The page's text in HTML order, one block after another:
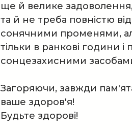
ще й велике
та й не треба повністю
сонячними променями,
тільки в ранкові години і
сонцезахисними
Загоряючи, завжди
ваше здоров'я!
Будьте здорові!